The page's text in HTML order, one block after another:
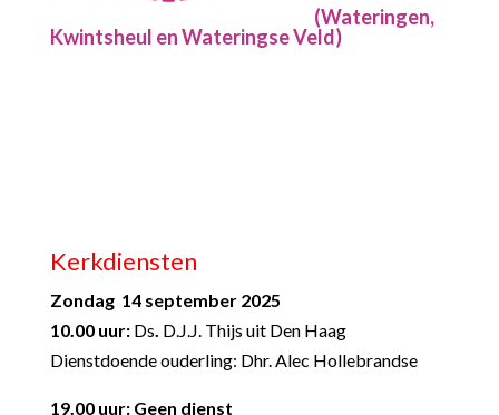
(Wateringen,
Kwintsheul en Wateringse Veld)
Kerkdiensten
Zondag 14 september 2025
10.00 uur: Ds. D.J.J. Thijs uit Den Haag
Dienstdoende ouderling: Dhr. Alec Hollebrandse
19.00 uur: Geen dienst